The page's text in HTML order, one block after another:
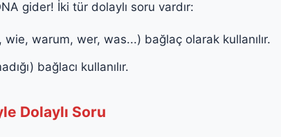
gider! İki tür dolaylı soru vardır:
warum, wer, was...) bağlaç olarak kullanılır.
bağlacı kullanılır.
Dolaylı Soru